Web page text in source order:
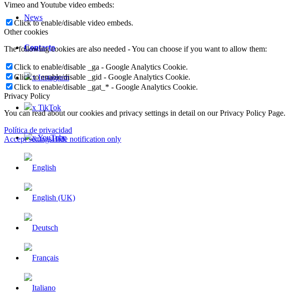
News
Contacto
x Instagram
x TikTok
x YouTube
Vimeo and Youtube video embeds:
Click to enable/disable video embeds.
Other cookies
The following cookies are also needed - You can choose if you want to allow them:
Click to enable/disable _ga - Google Analytics Cookie.
Click to enable/disable _gid - Google Analytics Cookie.
Click to enable/disable _gat_* - Google Analytics Cookie.
Privacy Policy
You can read about our cookies and privacy settings in detail on our Privacy Policy Page.
Política de privacidad
Accept settingsHide notification only